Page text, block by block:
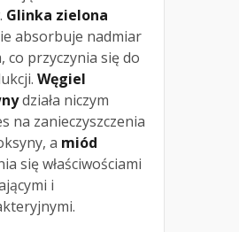
Glinka zielona
absorbuje nadmiar
co przyczynia się do
Węgiel
działa niczym
na zanieczyszczenia
a miód
się właściwościami
i